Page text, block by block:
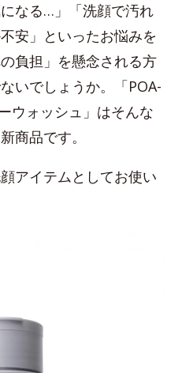
なる…」「洗顔で汚れ
安」といったお悩みを
負担」を懸念される方
いでしょうか。「POA-
ォッシュ」はそんな
商品です。
アイテムとしてお使い